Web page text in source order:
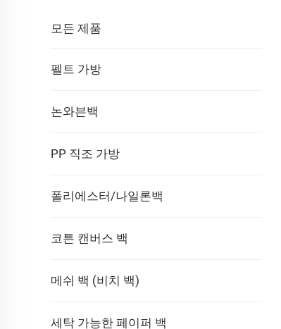
모든 제품
펠트 가방
논와븐백
PP 직조 가방
폴리에스터/나일론백
코튼 캔버스 백
메쉬 백 (비치 백)
세탁 가능한 페이퍼 백